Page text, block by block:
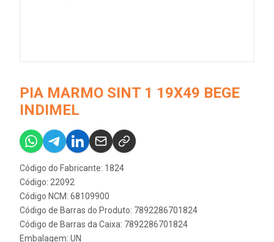
PIA MARMO SINT 1 19X49 BEGE
INDIMEL
Código do Fabricante: 1824
Código: 22092
Código NCM: 68109900
Código de Barras do Produto: 7892286701824
Código de Barras da Caixa: 7892286701824
Embalagem: UN